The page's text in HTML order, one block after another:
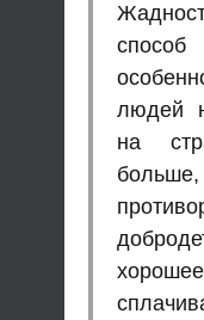
людей
на